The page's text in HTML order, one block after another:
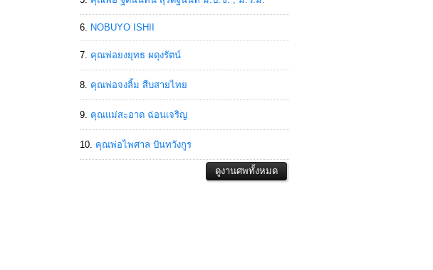
NOBUYO ISHII
คุณพ่อยงยุทธ ผดุงรัตน์
คุณพ่อจงลิ้ม สืบสายไทย
คุณแม่สะอาด ฉ่อนเจริญ
คุณพ่อไพศาล ปันทวังกูร